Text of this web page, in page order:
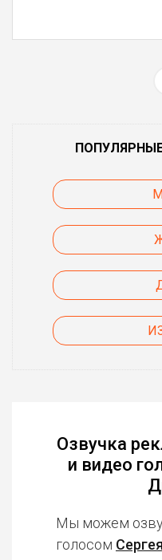
Озвучка
и видео
Мы можем
голосом